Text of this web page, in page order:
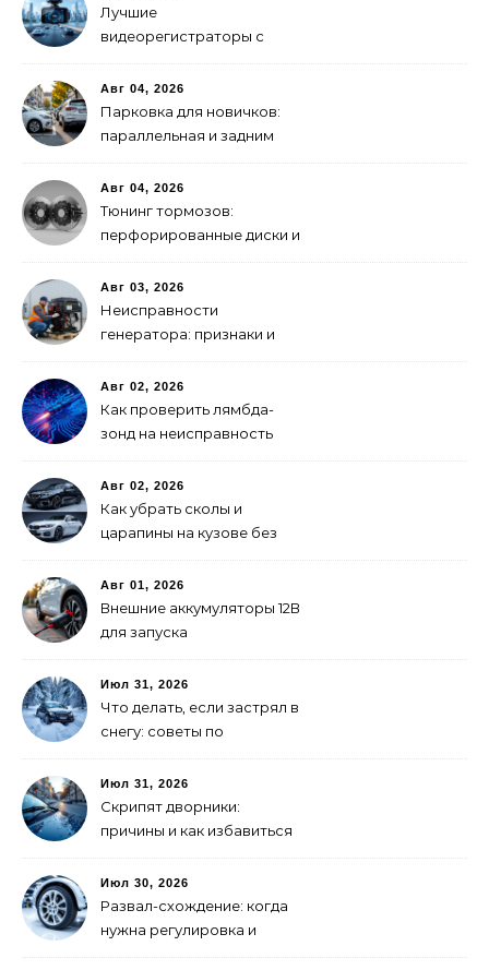
Лучшие
видеорегистраторы с
2026 года
Авг 04, 2026
Парковка для новичков:
параллельная и задним
Авг 04, 2026
Тюнинг тормозов:
перфорированные диски и
суппорты
Авг 03, 2026
Неисправности
генератора: признаки и
Авг 02, 2026
Как проверить лямбда-
зонд на неисправность
Авг 02, 2026
Как убрать сколы и
царапины на кузове без
Авг 01, 2026
Внешние аккумуляторы 12В
для запуска
выбрать
Июл 31, 2026
Что делать, если застрял в
снегу: советы по
Июл 31, 2026
Скрипят дворники:
причины и как избавиться
Июл 30, 2026
Развал-схождение: когда
нужна регулировка и